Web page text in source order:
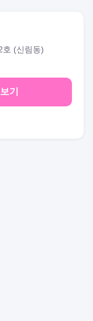
호 (신림동)
기